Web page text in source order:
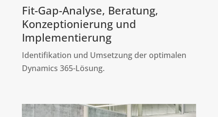
Fit-Gap-Analyse, Beratung,
Konzeptionierung und
Implementierung
Identifikation und Umsetzung der optimalen
Dynamics 365-Lösung.